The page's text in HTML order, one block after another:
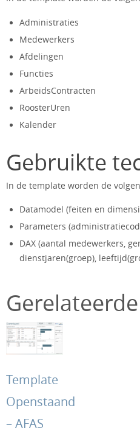
Administraties
Medewerkers
Afdelingen
Functies
ArbeidsContracten
RoosterUren
Kalender
Gebruikte
In de template worden de
Datamodel (feiten en
Parameters
DAX (aantal medewerkers,
dienstjaren(groep),
Template
Openstaand
– AFAS